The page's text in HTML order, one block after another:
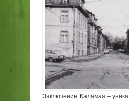
Заключение. Каламая —